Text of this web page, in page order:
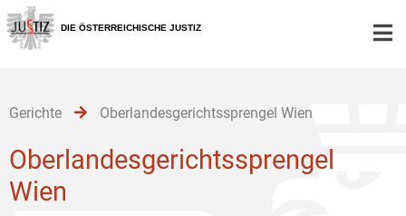
Zur
Hauptnavigation
[1]
Zum
Inhalt
[2]
Zum
Untermenü
[3]
DIE ÖSTERREICHISCHE JUSTIZ
Gerichte Oberlandesgerichtssprengel Wien
Oberlandesgerichtssprengel
Wien